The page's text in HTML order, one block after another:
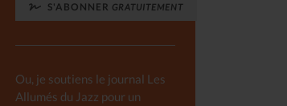
S'ABONNER GRATUITEMENT
Ou, je soutiens le journal Les
Allumés du Jazz pour un